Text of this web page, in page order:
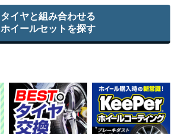
タイヤと組み合わせる
ホイールセットを探す